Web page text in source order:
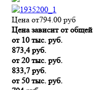
Цена от794.00 руб
Цена зависит от
от 10 тыс. руб.
873,4 руб.
от 20 тыс. руб.
833,7 руб.
от 50 тыс. руб.